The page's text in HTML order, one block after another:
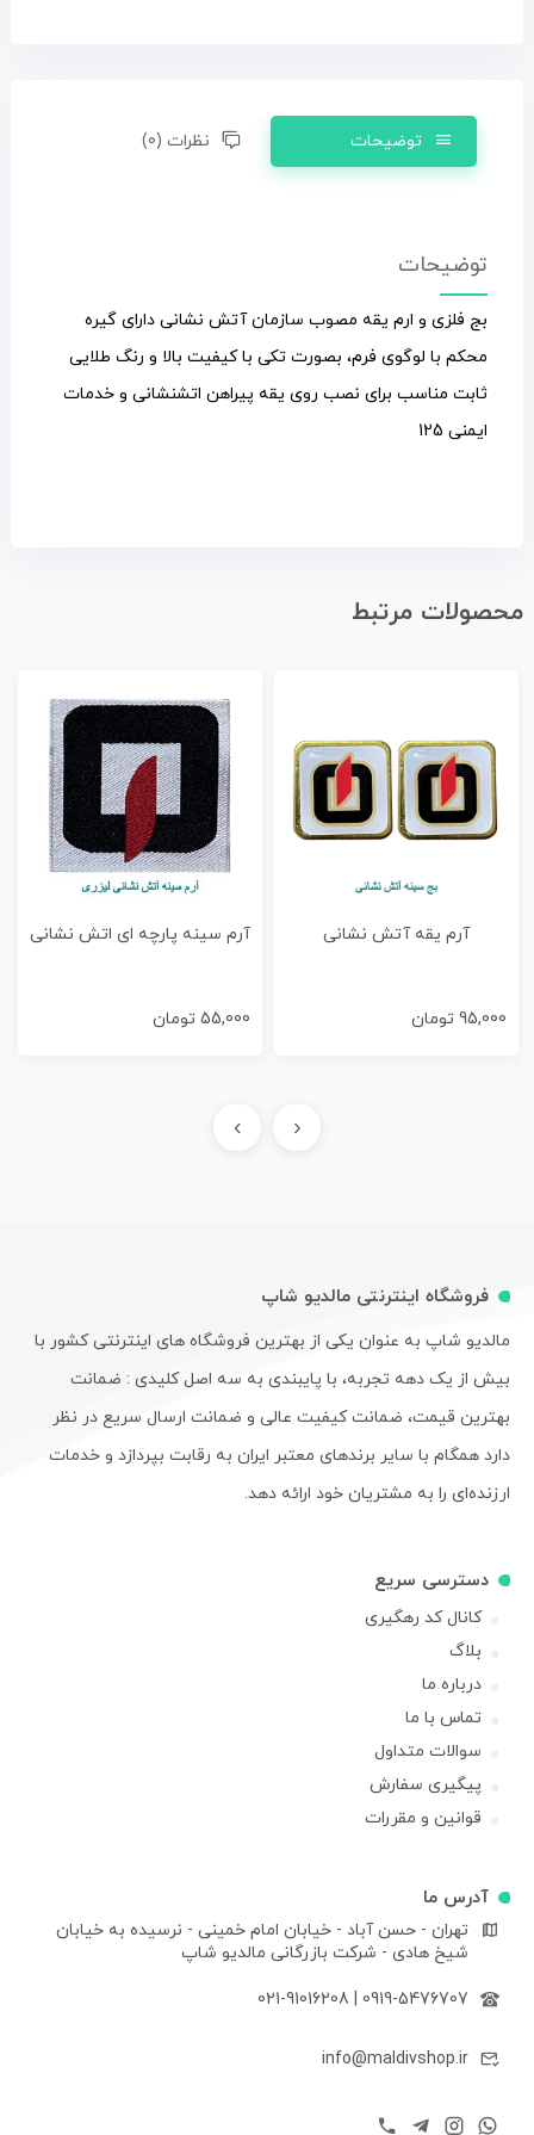
توضیحات نظرات (0)
توضیحات
بج فلزی و ارم یقه مصوب سازمان آتش نشانی دارای گیره
محکم با لوگوی فرم، بصورت تکی با کیفیت بالا و رنگ طلایی
ثابت مناسب برای نصب روی یقه پیراهن اتشنشانی و خدمات
ایمنی 125
محصولات مرتبط
آرم یقه آتش نشانی
95,000 تومان
آرم سینه پارچه ای اتش نشانی
55,000 تومان
‹
›
فروشگاه اینترنتی مالدیو شاپ
مالدیو شاپ به عنوان یکی از بهترین فروشگاه های اینترنتی کشور با
بیش از یک دهه تجربه، با پایبندی به سه اصل کلیدی : ضمانت
بهترین قیمت، ضمانت کیفیت عالی و ضمانت ارسال سریع در نظر
دارد همگام با سایر برندهای معتبر ایران به رقابت بپردازد و خدمات
ارزنده‌ای را به مشتریان خود ارائه دهد.
دسترسی سریع
کانال کد رهگیری
بلاگ
درباره ما
تماس با ما
سوالات متداول
پیگیری سفارش
قوانین و مقررات
آدرس ما
تهران - حسن آباد - خیابان امام خمینی - نرسیده به خیابان
شیخ هادی - شرکت بازرگانی مالدیو شاپ
0919-5476707
021-91016208
info@maldivshop.ir